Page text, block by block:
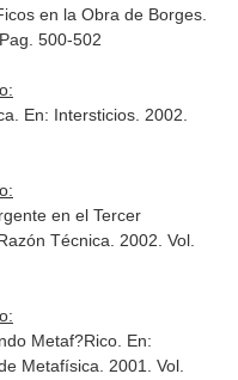
en la Obra de Borges.
500-502
En: Intersticios. 2002.
en el Tercer
Técnica . 2002. Vol.
Metaf?Rico. En:
Metafísica . 2001. Vol.